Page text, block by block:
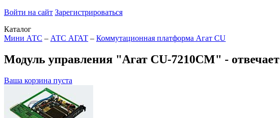
Войти на сайт Зарегистрироваться
Каталог
Мини АТС – АТС АГАТ – Коммутационная платформа Агат CU
Модуль управления "Агат CU-7210СМ" -
Ваша корзина пуста